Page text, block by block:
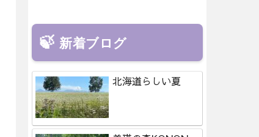
新着ブログ
北海道らしい夏